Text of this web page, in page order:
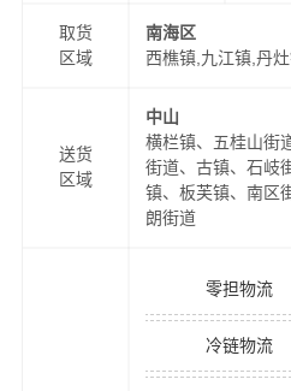
取货
区域
南海区
西樵镇,九江镇,丹
送货
区域
中山
横栏镇、五桂山街
街道、古镇、石岐
镇、板芙镇、南区
朗街道
零担物流
冷链物流